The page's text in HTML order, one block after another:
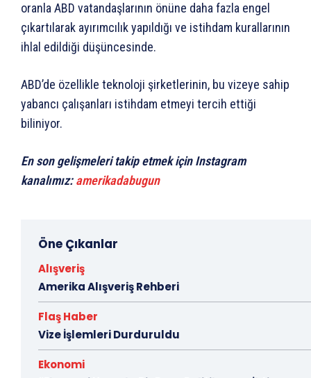
oranla ABD vatandaşlarının önüne daha fazla engel
çıkartılarak ayırımcılık yapıldığı ve istihdam kurallarının
ihlal edildiği düşüncesinde.
ABD’de özellikle teknoloji şirketlerinin, bu vizeye sahip
yabancı çalışanları istihdam etmeyi tercih ettiği
biliniyor.
En son gelişmeleri takip etmek için Instagram
kanalımız:amerikadabugun
Öne Çıkanlar
Alışveriş
Amerika Alışveriş Rehberi
Flaş Haber
Vize İşlemleri Durduruldu
Ekonomi